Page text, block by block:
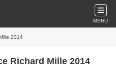
MENU
2014
Richard Mille 2014